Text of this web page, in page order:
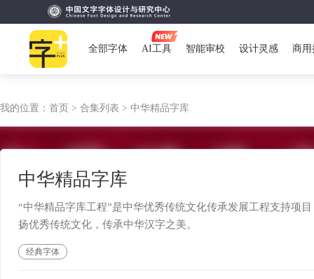
全部字体 AI工具 智能审校 设计灵感 商用
我的位置： 首页 > 合集列表 > 中华精品字库
中华精品字库
“中华精品字库工程”是中华优秀传统文化传承发展工程支持项
扬优秀传统文化，传承中华汉字之美。
经典字体